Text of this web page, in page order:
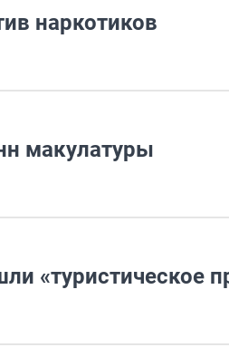
наркотиков
макулатуры
«туристическое